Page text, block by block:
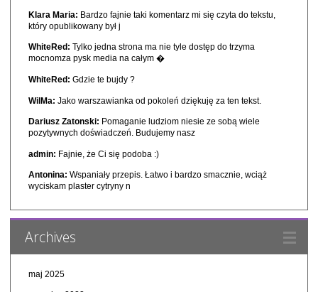
Klara Maria: Bardzo fajnie taki komentarz mi się czyta do tekstu,
który opublikowany był j
WhiteRed: Tylko jedna strona ma nie tyle dostęp do trzyma
mocnomza pysk media na całym �
WhiteRed: Gdzie te bujdy ?
WilMa: Jako warszawianka od pokoleń dziękuję za ten tekst.
Dariusz Zatonski: Pomaganie ludziom niesie ze sobą wiele
pozytywnych doświadczeń. Budujemy nasz
admin: Fajnie, że Ci się podoba :)
Antonina: Wspaniały przepis. Łatwo i bardzo smacznie, wciąż
wyciskam plaster cytryny n
Archives
maj 2025